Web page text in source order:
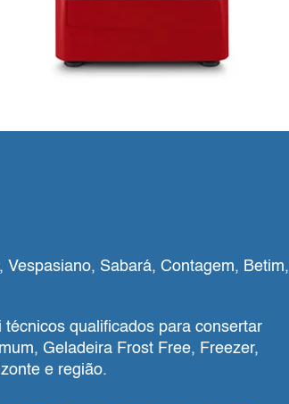
Sabará, Contagem, Betim,
qualificados para consertar
Geladeira Frost Free, Freezer,
e região.